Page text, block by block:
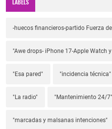
-huecos financieros-partido Fuerza
"Awe drops- iPhone 17-Apple Watch
"Esa pared" "incidencia técnica"
"La radio" "Mantenimiento 24/7"
"marcadas y malsanas intenciones"